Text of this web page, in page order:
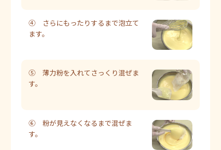
④ さらにもったりするまで泡立て
ます。
⑤ 薄力粉を入れてさっくり混ぜま
す。
⑥ 粉が見えなくなるまで混ぜま
す。